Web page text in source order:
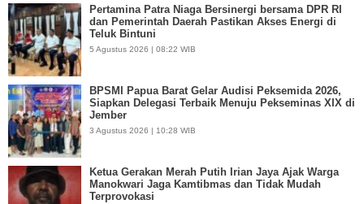
Pertamina Patra Niaga Bersinergi bersama DPR RI
dan Pemerintah Daerah Pastikan Akses Energi di
Teluk Bintuni
5 Agustus 2026 | 08:22 WIB
BPSMI Papua Barat Gelar Audisi Peksemida 2026,
Siapkan Delegasi Terbaik Menuju Pekseminas XIX di
Jember
3 Agustus 2026 | 10:28 WIB
Ketua Gerakan Merah Putih Irian Jaya Ajak Warga
Manokwari Jaga Kamtibmas dan Tidak Mudah
Terprovokasi